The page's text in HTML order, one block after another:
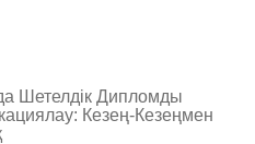
Шетелдік Дипломды
Кезең-Кезеңмен